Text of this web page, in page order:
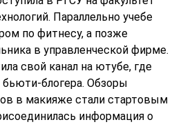
Параллельно учебе
по фитнесу, а позже
в управленческой фирме.
свой канал на ютубе, где
бьюти-блогера. Обзоры
в макияже стали стартовым
информация о